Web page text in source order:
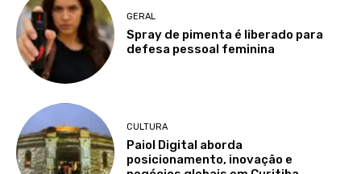
GERAL
Spray de pimenta é liberado para
defesa pessoal feminina
CULTURA
Paiol Digital aborda
posicionamento, inovação e